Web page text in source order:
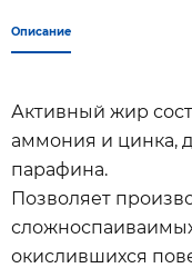
Описание
Активный жир
аммония и цинка,
парафина.
Позволяет
окислившихся